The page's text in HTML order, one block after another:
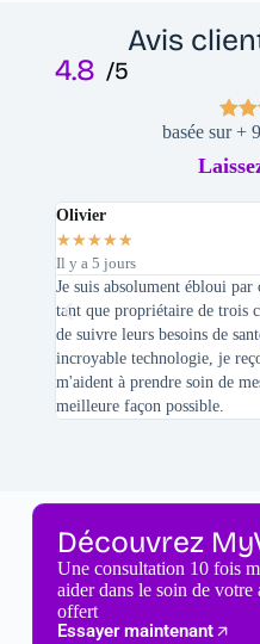
Avis
4.8 /5
basée sur +
Olivier
★★★★★
Il y a 5 jours
Je suis absolument ébloui
tant que propriétaire de trois
de suivre leurs besoins de
incroyable technologie, je
m'aident à prendre soin de
meilleure façon possible.
Découvrez
Une consultation 10 fois
aider dans le soin de votre
offert
Essayer maintenant